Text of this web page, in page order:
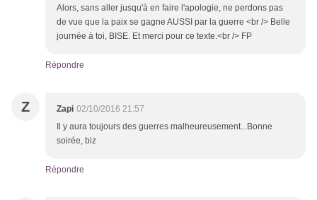
Alors, sans aller jusqu'à en faire l'apologie, ne perdons pas
de vue que la paix se gagne AUSSI par la guerre <br /> Belle
journée à toi, BISE. Et merci pour ce texte.<br /> FP
Répondre
Z Zapi 02/10/2016 21:57
Il y aura toujours des guerres malheureusement...Bonne
soirée, biz
Répondre